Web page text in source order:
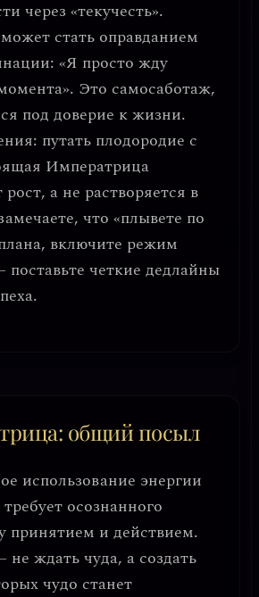
через «текучесть».
стать оправданием
«Я просто жду
Это самосаботаж,
под доверие к жизни.
путать плодородие с
Императрица
рост, а не растворяется в
что «плывете по
включите режим
четкие дедлайны
общий посыл
использование энергии
осознанного
принятием и действием.
не ждать чуда, а создать
чудо станет